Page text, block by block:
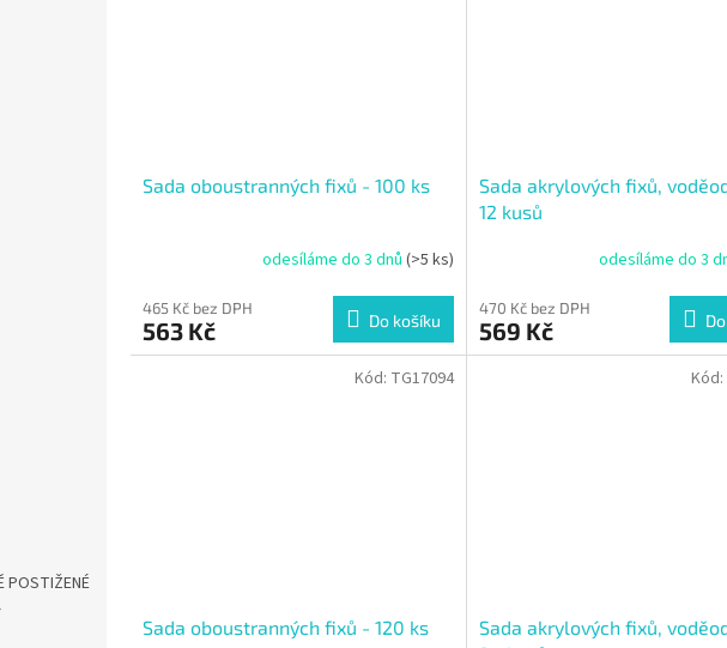
POSTIŽENÉ
Sada oboustranných fixů - 100 ks
odesíláme do 3 dnů (>5 ks)
465 Kč bez DPH
563 Kč Do košíku
Sada akrylových fixů,
12 kusů
odesíláme do 3
470 Kč bez DPH
569 Kč
Sada oboustranných fixů - 120 ks
Kód: TG17094
Sada akrylových fixů,
Kód: